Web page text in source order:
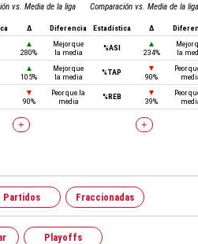
vs. Media de la liga
Δ Diferencia
▲
280%
Mejor que
la media
▲
105%
Mejor que
la media
▼
90%
Peor que la
media
+
Comparación vs. Media de la liga
Estadística Δ
%ASI
▲
234%
Mejor
la
%TAP
▼
90%
Peor
%REB
▼
39%
Peor
+
Partidos Fraccionadas
Playoffs